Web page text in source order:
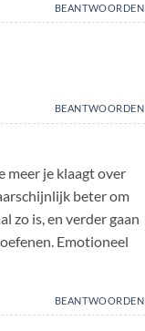
BEANTWOORDEN
BEANTWOORDEN
meer je klaagt over
beter om
zo is, en verder gaan
Emotioneel
BEANTWOORDEN